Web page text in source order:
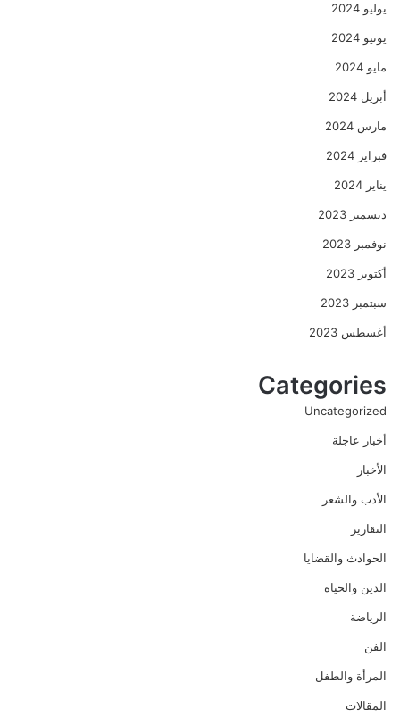
يوليو 2024
يونيو 2024
مايو 2024
أبريل 2024
مارس 2024
فبراير 2024
يناير 2024
ديسمبر 2023
نوفمبر 2023
أكتوبر 2023
سبتمبر 2023
أغسطس 2023
Categories
Uncategorized
أخبار عاجلة
الأخبار
الأدب والشعر
التقارير
الحوادث والقضايا
الدين والحياة
الرياضة
الفن
المرأة والطفل
المقالات